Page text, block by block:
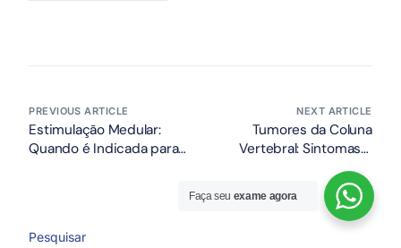
PREVIOUS ARTICLE
Estimulação Medular:
Quando é Indicada para
NEXT ARTICLE
Tumores da Coluna
Vertebral: Sintomas e
Abordagens Cirúrgicas
Pesquisar
Agendar Consulta!
Faça seu exame agora